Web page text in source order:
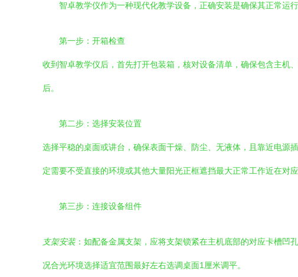
智卓教学仪作为一种现代化教学设备，正确安装是确保其正常运
第一步：开箱检查
收到智卓教学仪后，首先打开包装箱，核对设备清单，确保包含主机
后。
第二步：选择安装位置
选择平稳的桌面或讲台，确保表面干燥、防尘、无液体，且靠近电源
定需要不受直接的环境或其他大量阳光正框遮挡最大正常工作近在对
第三步：连接设备组件
支架安装：如配备金属支架，应将支架锁紧在主机底部的对应卡槽凹
况合光环境选择适宜范围最好左右选调桌面1厘米调平。